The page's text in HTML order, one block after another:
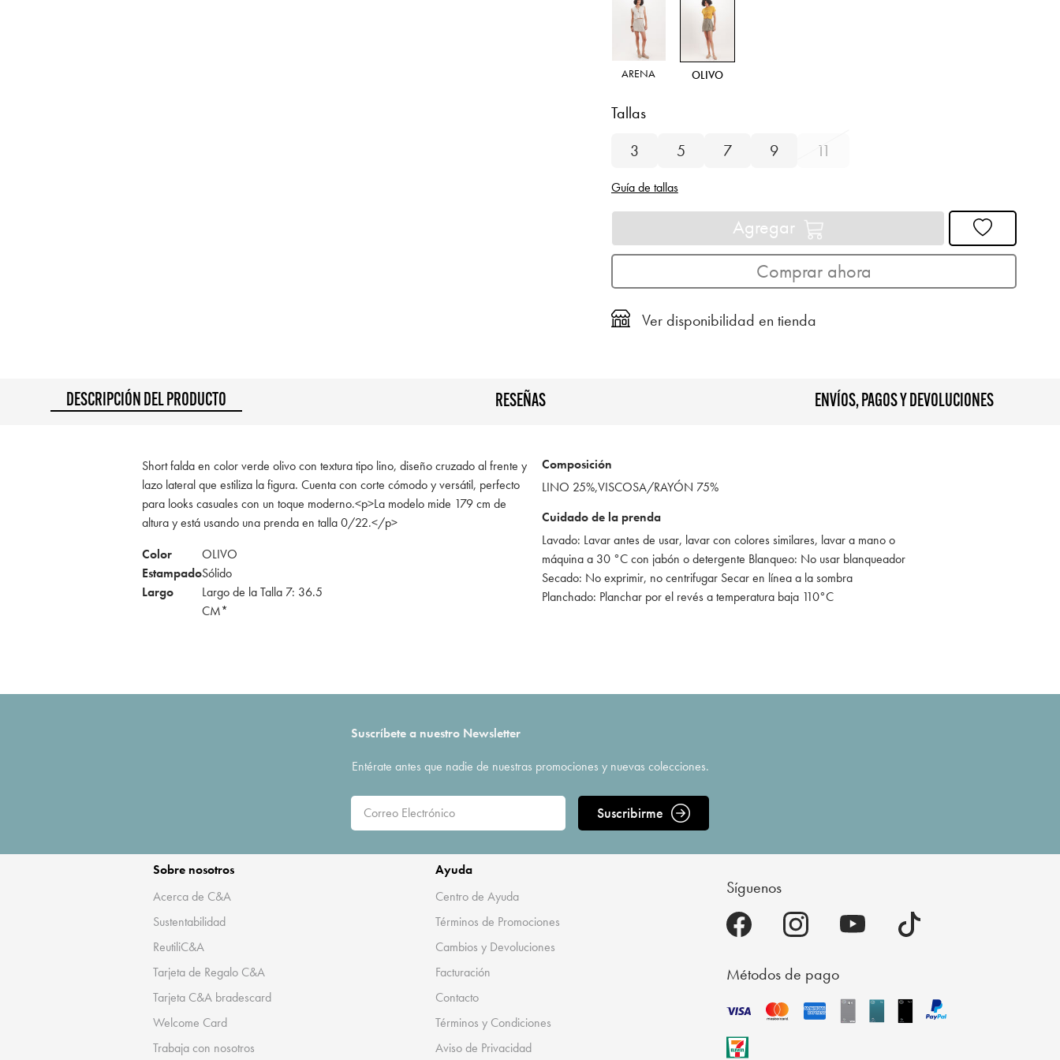
ARENA OLIVO
Tallas
3
5 7 9 11
Guía de tallas
Agregar
Comprar ahora
Ver disponibilidad en tienda
DESCRIPCIÓN DEL PRODUCTO RESEÑAS ENVÍOS, PAGOS Y DEVOLUCIONES
Short falda en color verde olivo con textura tipo lino, diseño cruzado al frente y
lazo lateral que estiliza la figura. Cuenta con corte cómodo y versátil, perfecto
para looks casuales con un toque moderno.<p>La modelo mide 179 cm de
altura y está usando una prenda en talla 0/22.</p>
Color
OLIVO
EstampadoSólido
Largo
Largo de la Talla 7: 36.5
CM*
Composición
LINO 25%,VISCOSA/RAYÓN 75%
Cuidado de la prenda
Lavado: Lavar antes de usar, lavar con colores similares, lavar a mano o
máquina a 30 °C con jabón o detergente Blanqueo: No usar blanqueador
Secado: No exprimir, no centrifugar Secar en línea a la sombra
Planchado: Planchar por el revés a temperatura baja 110°C
Suscríbete a nuestro Newsletter
Entérate antes que nadie de nuestras promociones y nuevas colecciones.
Suscribirme
Sobre nosotros
Acerca de C&A
Sustentabilidad
ReutiliC&A
Tarjeta de Regalo C&A
Tarjeta C&A bradescard
Welcome Card
Trabaja con nosotros
Ayuda
Centro de Ayuda
Términos de Promociones
Cambios y Devoluciones
Facturación
Contacto
Términos y Condiciones
Aviso de Privacidad
Síguenos
Métodos de pago